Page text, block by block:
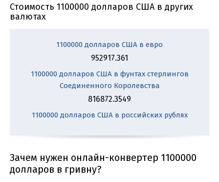
Стоимость 1100000 долларов США в других
валютах
1100000 долларов США в евро
952917.361
1100000 долларов США в фунтах стерлингов
Соединенного Королевства
816872.3549
1100000 долларов США в российских рублях
Зачем нужен онлайн-конвертер 1100000
долларов в гривну?